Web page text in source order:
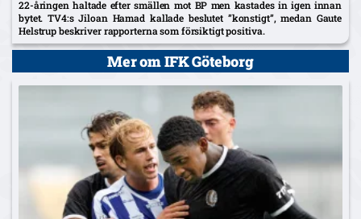
22-åringen haltade efter smällen mot BP men kastades in igen innan
bytet. TV4:s Jiloan Hamad kallade beslutet ”konstigt”, medan Gaute
Helstrup beskriver rapporterna som försiktigt positiva.
Mer om IFK Göteborg